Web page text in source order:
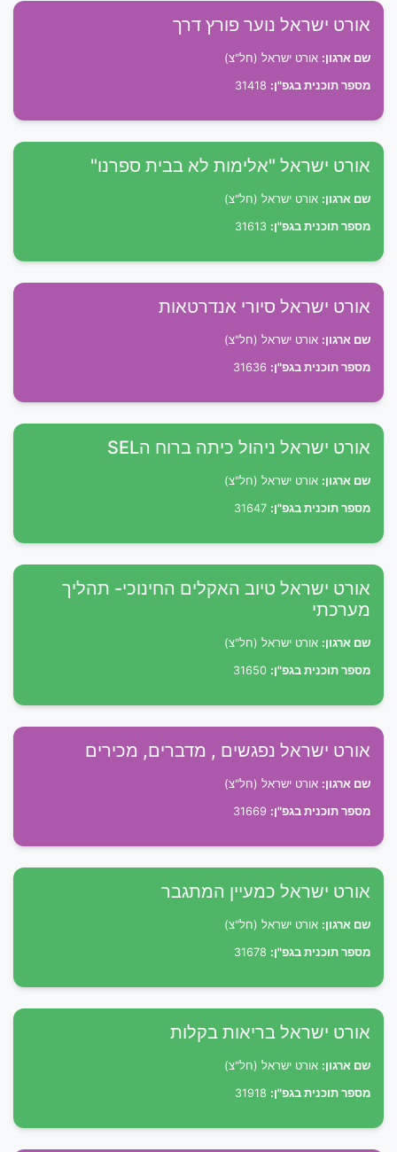
אורט ישראל נוער פורץ דרך
שם ארגון: אורט ישראל (חל"צ)
מספר תוכנית בגפ"ן:
אורט ישראל "אלימות לא בבית ספרנו"
שם ארגון: אורט ישראל (חל"צ)
מספר תוכנית בגפ"ן:
אורט ישראל סיורי אנדרטאות
שם ארגון: אורט ישראל (חל"צ)
מספר תוכנית בגפ"ן:
אורט ישראל ניהול כיתה ברוח הSEL
שם ארגון: אורט ישראל (חל"צ)
מספר תוכנית בגפ"ן:
אורט ישראל טיוב האקלים החינוכי- תהליך
מערכתי
שם ארגון: אורט ישראל (חל"צ)
מספר תוכנית בגפ"ן:
אורט ישראל נפגשים , מדברים, מכירים
שם ארגון: אורט ישראל (חל"צ)
מספר תוכנית בגפ"ן:
אורט ישראל כמעיין המתגבר
שם ארגון: אורט ישראל (חל"צ)
מספר תוכנית בגפ"ן:
אורט ישראל בריאות בקלות
שם ארגון: אורט ישראל (חל"צ)
מספר תוכנית בגפ"ן: